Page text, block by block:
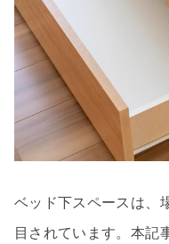
ベッド下スペースは、
目されています。本記